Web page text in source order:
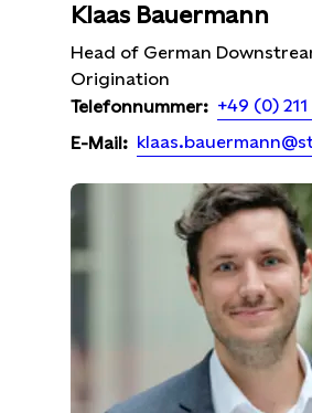
Klaas Bauermann
Head of German
Origination
Telefonnummer: +49 (0)
E-Mail: